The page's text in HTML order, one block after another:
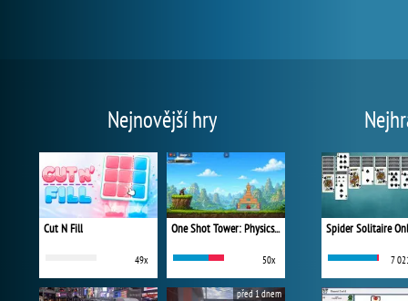
Nejnovější hry
Cut N Fill
49x
One Shot Tower: Physics Destroyer
50x
před 1 dnem
Spider Solitaire
7